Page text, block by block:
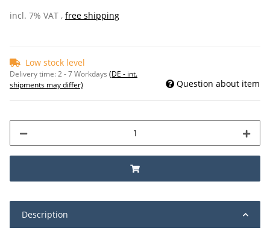
incl. 7% VAT , free shipping
Low stock level
Delivery time:2 - 7 Workdays (DE - int.
shipments may differ)
Question about item
Description